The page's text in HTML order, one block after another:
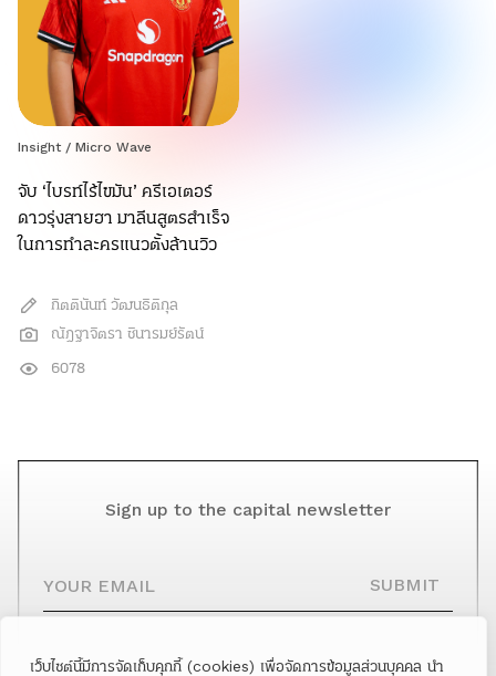
เว็บไซต์นี้มีการจัดเก็บคุกกี้ (cookies) เพื่อจัดการข้อมูลส่วนบุคคล นำ
Insight / Micro Wave
จับ ‘ไบรท์ไร้ไขมัน’ ครีเอเตอร์
ดาวรุ่งสายฮา มาลีนสูตรสำเร็จ
ในการทำละครแนวตั้งล้านวิว
กิตตินันท์ วัฒนธิติกุล
ณัฎฐาจิตรา ชินารมย์รัตน์
6078
Sign up to the capital newsletter
SUBMIT